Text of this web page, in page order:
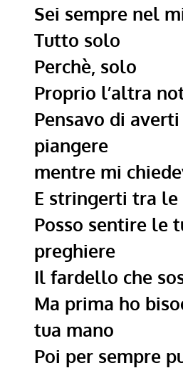
Sei sempre nel
Tutto solo
Perchè, solo
Proprio l’altra
Pensavo di
piangere
mentre mi
E stringerti tra le
Posso sentire le
preghiere
Il fardello che
Ma prima ho
tua mano
Poi per sempre